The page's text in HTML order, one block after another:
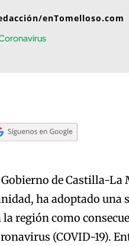
enTomelloso.com
de Castilla-La
ha adoptado una
la región como
(COVID-19).